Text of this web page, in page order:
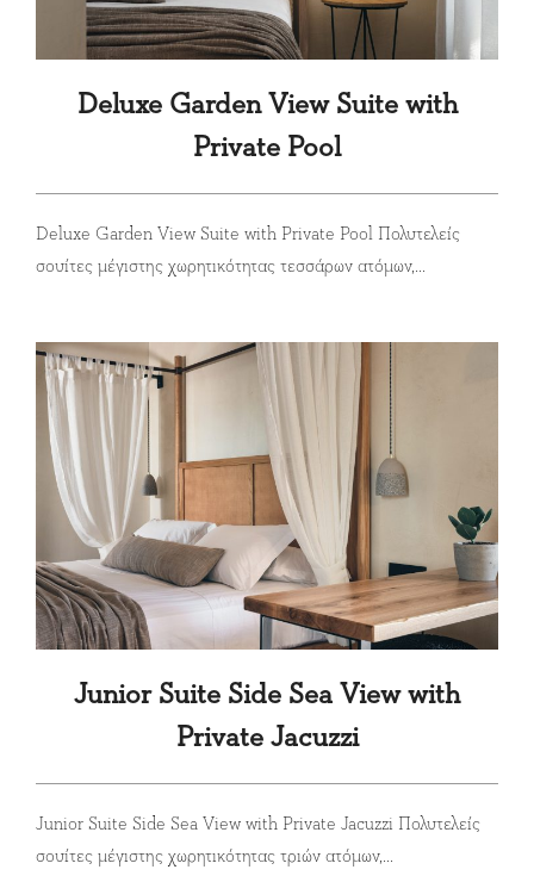
Deluxe Garden View Suite with
Private Pool
Deluxe Garden View Suite with Private Pool Πολυτελείς
σουίτες μέγιστης χωρητικότητας τεσσάρων ατόμων,...
Junior Suite Side Sea View with
Private Jacuzzi
Junior Suite Side Sea View with Private Jacuzzi Πολυτελείς
σουίτες μέγιστης χωρητικότητας τριών ατόμων,...